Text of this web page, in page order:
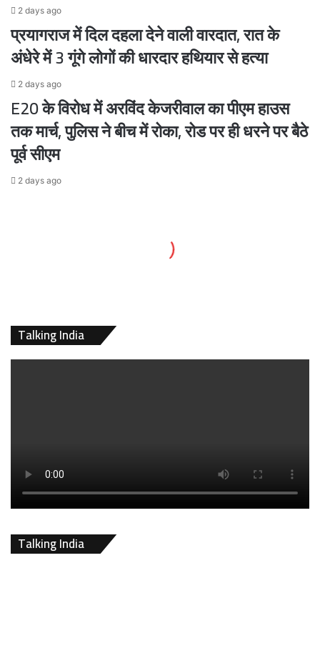
2 days ago
प्रयागराज में दिल दहला देने वाली वारदात, रात के
अंधेरे में 3 गूंगे लोगों की धारदार हथियार से हत्या
2 days ago
E20 के विरोध में अरविंद केजरीवाल का पीएम हाउस
तक मार्च, पुलिस ने बीच में रोका, रोड पर ही धरने पर बैठे
पूर्व सीएम
2 days ago
Talking India
Talking India